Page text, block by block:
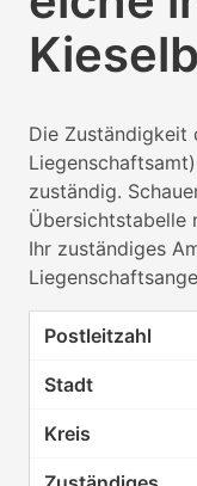
Die Zuständigkeit
zuständig.
Übersichtstabelle
Ihr zuständiges